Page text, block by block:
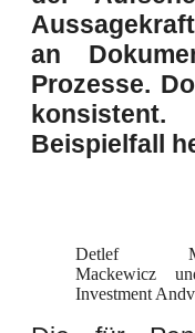
an
Prozesse.
Beispielfall
Detlef
Mackewicz
Investment